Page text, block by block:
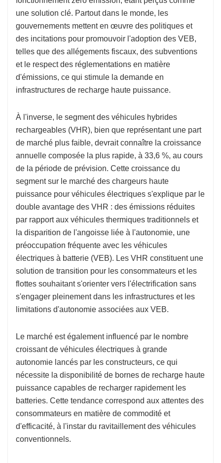
une solution clé. Partout dans le monde, les
gouvernements mettent en œuvre des politiques et
des incitations pour promouvoir l'adoption des VEB,
telles que des allégements fiscaux, des subventions
et le respect des réglementations en matière
d'émissions, ce qui stimule la demande en
infrastructures de recharge haute puissance.
À l'inverse, le segment des véhicules hybrides
rechargeables (VHR), bien que représentant une part
de marché plus faible, devrait connaître la croissance
annuelle composée la plus rapide, à 33,6 %, au cours
de la période de prévision. Cette croissance du
segment sur le marché des chargeurs haute
puissance pour véhicules électriques s'explique par le
double avantage des VHR : des émissions réduites
par rapport aux véhicules thermiques traditionnels et
la disparition de l'angoisse liée à l'autonomie, une
préoccupation fréquente avec les véhicules
électriques à batterie (VEB). Les VHR constituent une
solution de transition pour les consommateurs et les
flottes souhaitant s'orienter vers l'électrification sans
s'engager pleinement dans les infrastructures et les
limitations d'autonomie associées aux VEB.
Le marché est également influencé par le nombre
croissant de véhicules électriques à grande
autonomie lancés par les constructeurs, ce qui
nécessite la disponibilité de bornes de recharge haute
puissance capables de recharger rapidement les
batteries. Cette tendance correspond aux attentes des
consommateurs en matière de commodité et
d'efficacité, à l'instar du ravitaillement des véhicules
conventionnels.